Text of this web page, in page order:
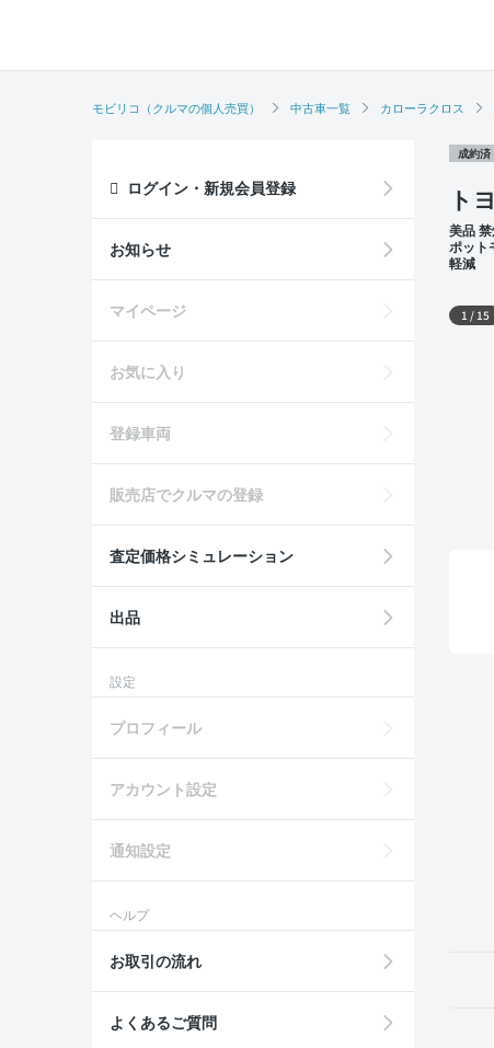
モビリコ（クルマの個人売買） 中古車一覧 カローラクロス
成約済
ト
美品
ポット
軽減外装
1 /15
ログイン・新規会員登録
お知らせ
マイページ
お気に入り
登録車両
販売店でクルマの登録
査定価格シミュレーション
出品
設定
プロフィール
アカウント設定
通知設定
ヘルプ
お取引の流れ
よくあるご質問